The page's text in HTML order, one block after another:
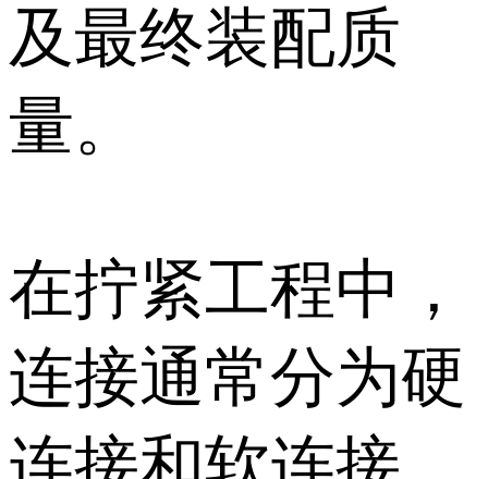
及最终装配质
量。
在拧紧工程中，
连接通常分为硬